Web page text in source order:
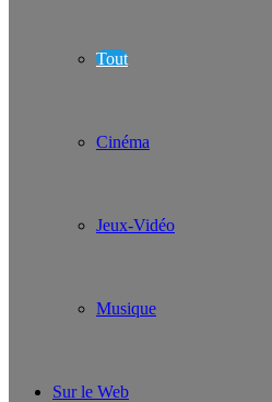
Tout
Cinéma
Jeux-Vidéo
Musique
Sur le Web